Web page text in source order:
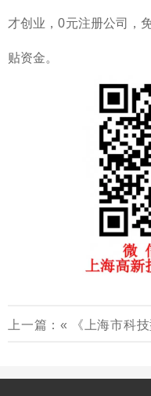
才创业，0元注册公司，
贴资金。
上一篇：« 《上海市科